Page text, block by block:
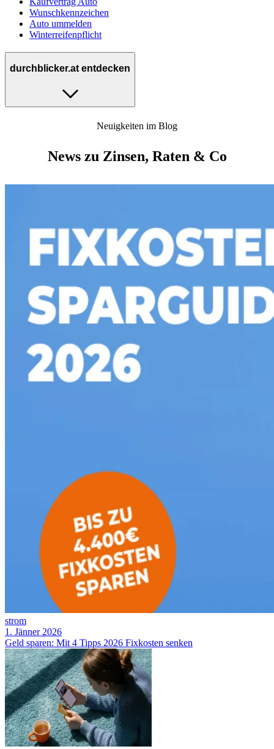
Wunschkennzeichen
Auto ummelden
Winterreifenpflicht
durchblicker.at entdecken
Neuigkeiten im Blog
News zu Zinsen, Raten & Co
strom
1. Jänner 2026
Geld sparen: Mit 4 Tipps 2026 Fixkosten senken